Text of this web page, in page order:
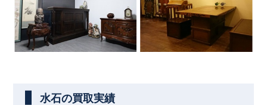
水石の買取実績